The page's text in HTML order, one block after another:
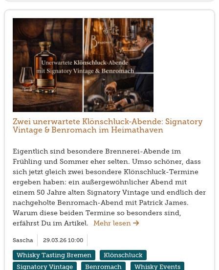
Zwei unerwartete Klönschluck-Abende: Signatory
Vintage & Benromach im Heimathaven
Eigentlich sind besondere Brennerei-Abende im
Frühling und Sommer eher selten. Umso schöner, dass
sich jetzt gleich zwei besondere Klönschluck-Termine
ergeben haben: ein außergewöhnlicher Abend mit
einem 50 Jahre alten Signatory Vintage und endlich der
nachgeholte Benromach-Abend mit Patrick James.
Warum diese beiden Termine so besonders sind,
erfährst Du im Artikel.
Mehr lesen
Sascha 29.03.26 10:00
Whisky Tasting Bremen
Klönschluck
Signatory Vintage
Benromach Whisky Events